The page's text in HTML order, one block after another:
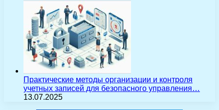
Практические методы организации и контроля
учетных записей для безопасного управления…
13.07.2025